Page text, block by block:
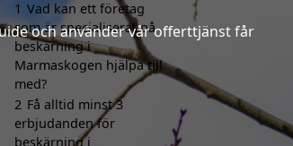
och använder vår offerttjänst får
1 Vad kan ett företag
som är specialiserat på
beskärning i
Marmaskogen hjälpa till
med?
2 Få alltid minst 3
erbjudanden för
beskärning i